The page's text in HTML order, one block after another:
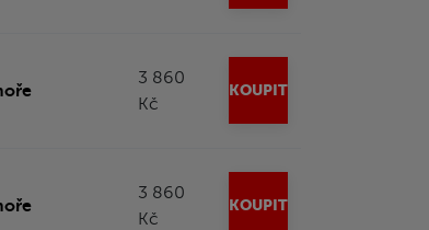
3 860
Kč
KOUPIT
3 860
Kč
KOUPIT